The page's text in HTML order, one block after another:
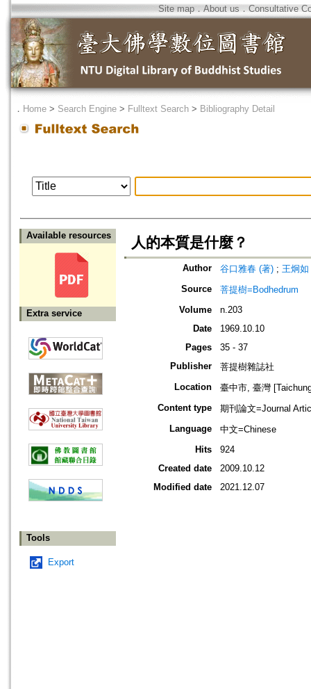
Site map．About us ． Consultative
． Home > Search Engine > Fulltext Search > Bibliography Detail
Available resources
Extra service
Tools
Export
人的本質是什麼？
Author 谷口雅春 (著) ; 王炯如
Source
菩提樹=Bodhedrum
Volume
n.203
Date
1969.10.10
Pages
35 - 37
Publisher
菩提樹雜誌社
Location
臺中市, 臺灣
Content type
期刊論文=Journal
Language
中文=Chinese
Hits
924
Created date
2009.10.12
Modified date
2021.12.07